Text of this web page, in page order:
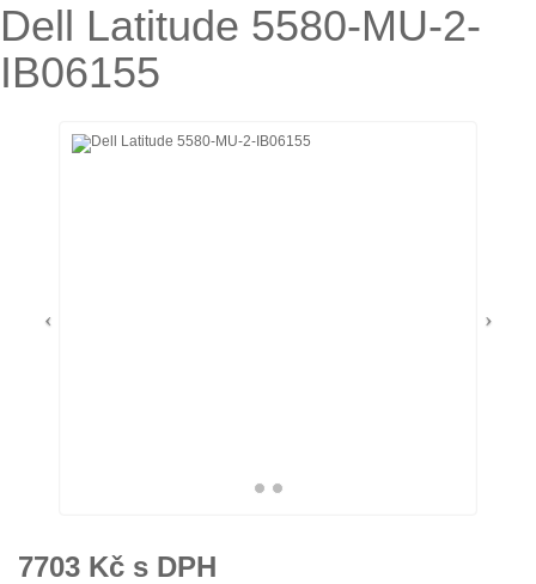
Dell Latitude 5580-MU-2-
IB06155
7703 Kč s DPH